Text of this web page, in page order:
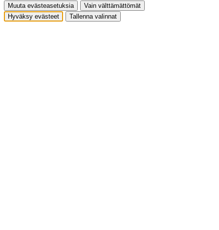
Muuta evästeasetuksia
Vain välttämättömät
Hyväksy evästeet
Tallenna valinnat